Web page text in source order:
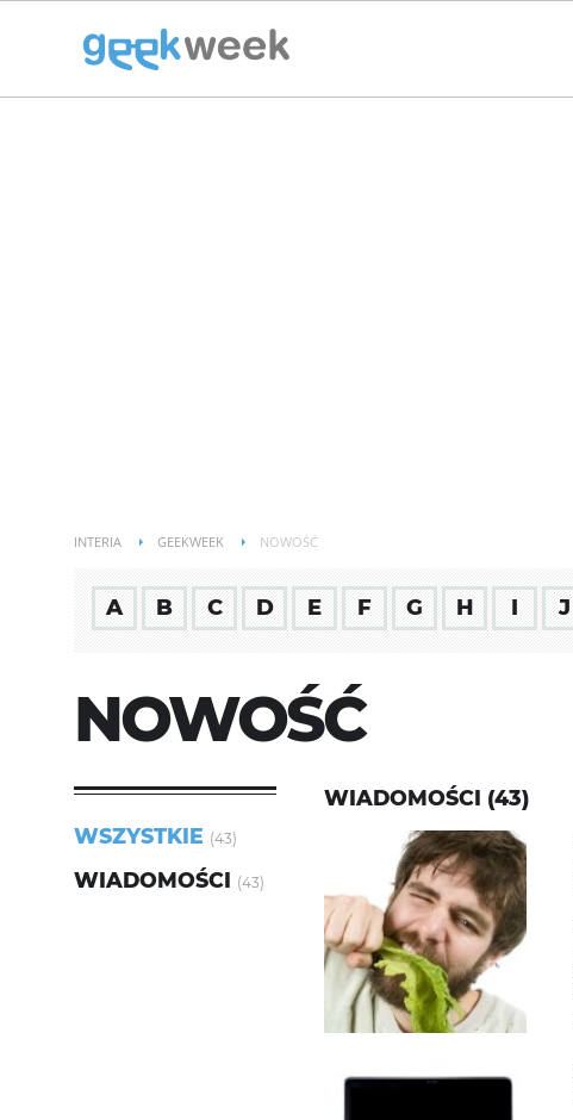
INTERIA GEEKWEEK NOWOŚĆ
A B C D E F G H I J
NOWOŚĆ
WSZYSTKIE (43)
WIADOMOŚCI (43)
WIADOMOŚCI (43)